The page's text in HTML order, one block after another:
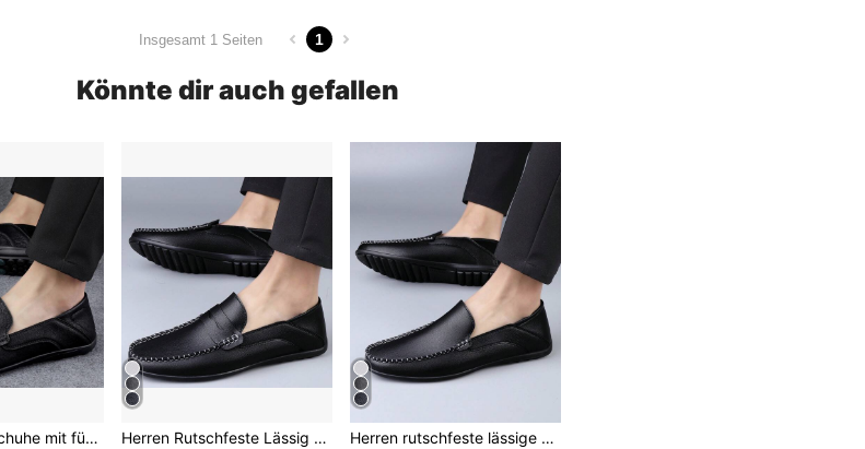
Insgesamt 1 Seiten 1
Könnte dir auch gefallen
Modisch Fahrschuhe mit für Outdoor Slip-On Loafers mit
Herren Rutschfeste Lässig Loafer, Schwarze Loafers - Geeignet für den täglichen Gebrauch
Herren rutschfeste lässige Loafer Schwarz Autofahrer Loafer - geeignet für den täglichen Gebrauch